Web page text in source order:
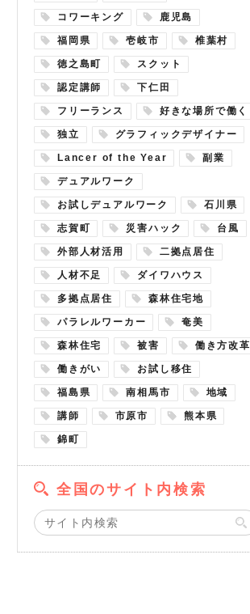
コワーキング 鹿児島
福岡県 壱岐市 椎葉村
徳之島町 スクット
認定講師 下仁田
フリーランス 好きな場所で働く
独立 グラフィックデザイナー
Lancer of the Year 副業
デュアルワーク
お試しデュアルワーク 石川県
志賀町 災害ハック 台風
外部人材活用 二拠点居住
人材不足 ダイワハウス
多拠点居住 森林住宅地
パラレルワーカー 奄美
森林住宅 被害 働き方改革
働きがい お試し移住
福島県 南相馬市 地域
講師 市原市 熊本県
錦町
全国のサイト内検索